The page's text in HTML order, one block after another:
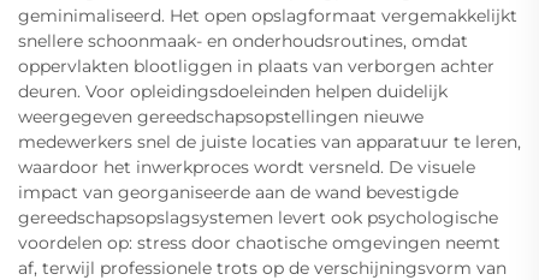
geminimaliseerd. Het open opslagformaat vergemakkelijkt
snellere schoonmaak- en onderhoudsroutines, omdat
oppervlakten blootliggen in plaats van verborgen achter
deuren. Voor opleidingsdoeleinden helpen duidelijk
weergegeven gereedschapsopstellingen nieuwe
medewerkers snel de juiste locaties van apparatuur te leren,
waardoor het inwerkproces wordt versneld. De visuele
impact van georganiseerde aan de wand bevestigde
gereedschapsopslagsystemen levert ook psychologische
voordelen op: stress door chaotische omgevingen neemt
af, terwijl professionele trots op de verschijningsvorm van